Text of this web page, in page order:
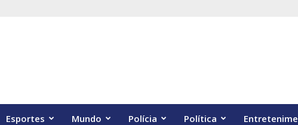
Esportes Mundo Polícia Política